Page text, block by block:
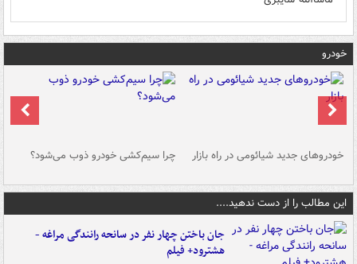
خودرو
خودروهای جدید شیائومی در راه بازار چرا سیم‌کشی خودرو ذوب می‌شود؟
این مطالب را از دست ندهید....
جان باختن چهار نفر در سانحه رانندگی مراغه -
هشترود+ فیلم